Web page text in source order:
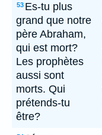
53 Es-tu plus
grand que notre
père Abraham,
qui est mort?
Les prophètes
aussi sont
morts. Qui
prétends-tu
être?